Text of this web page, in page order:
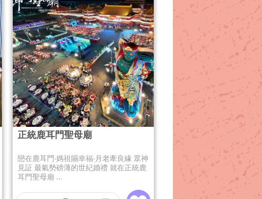
正統鹿耳門聖母廟
戀在鹿耳門‧媽祖賜幸福‧月老牽良緣 眾神
見証 最氣勢磅薄的世紀婚禮 就在正統鹿
耳門聖母廟 ...